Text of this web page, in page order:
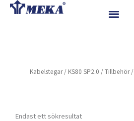
Hoppa
Referenser
Kabelstegar/ KS80 SP2.0 /Tillbehör/
Endast ett sökresultat